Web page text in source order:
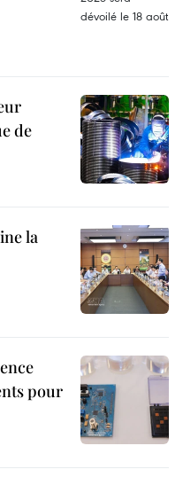
de
la
pour